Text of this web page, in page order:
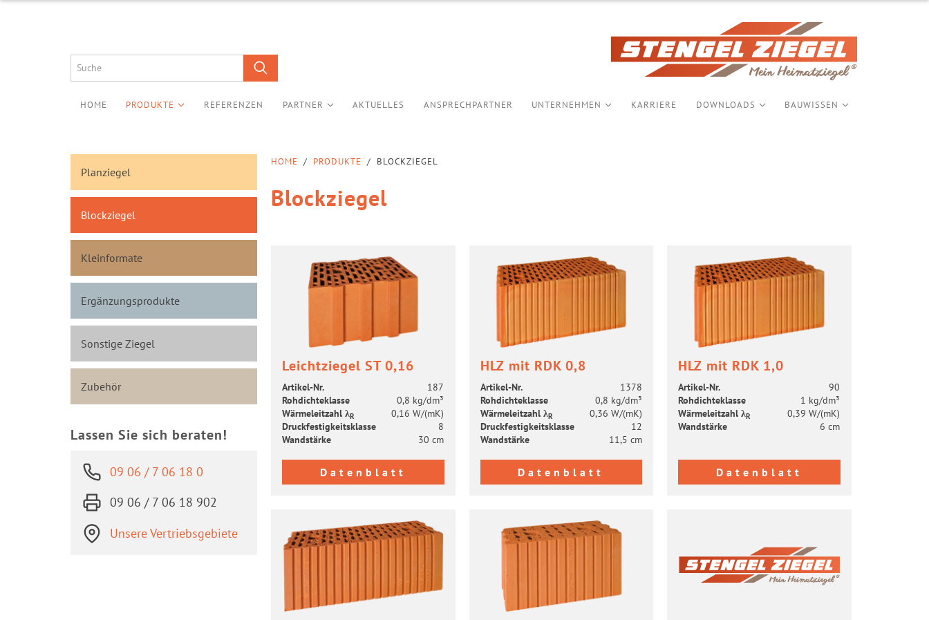
HOME PRODUKTE REFERENZEN PARTNER AKTUELLES ANSPRECHPARTNER UNTERNEHMEN KARRIERE DOWNLOADS BAUWISSEN
HOME / PRODUKTE / BLOCKZIEGEL
Blockziegel
Leicht­zie­gel ST 0,16
Artikel-​Nr.
187
Roh­dich­te­klas­se
0,8 kg/dm³
Wär­me­leit­zahl λR
0,16 W/(mK)
Druck­fes­tig­keits­klas­se
8
Wand­stär­ke
30 cm
Datenblatt
HLZ mit RDK 0,8
Artikel-​Nr.
1378
Roh­dich­te­klas­se
0,8 kg/dm³
Wär­me­leit­zahl λR
0,36 W/(mK)
Druck­fes­tig­keits­klas­se
12
Wand­stär­ke
11,5 cm
Datenblatt
HLZ mit RDK 1,0
Artikel-​Nr.
90
Roh­dich­te­klas­se
1 kg/dm³
Wär­me­leit­zahl λR
0,39 W/(mK)
Wand­stär­ke
6 cm
Datenblatt
Planziegel
Blockziegel
Kleinformate
Ergänzungsprodukte
Sonstige Ziegel
Zubehör
Lassen Sie sich beraten!
09 06 / 7 06 18 0
09 06 / 7 06 18 902
Unsere Vertriebsgebiete